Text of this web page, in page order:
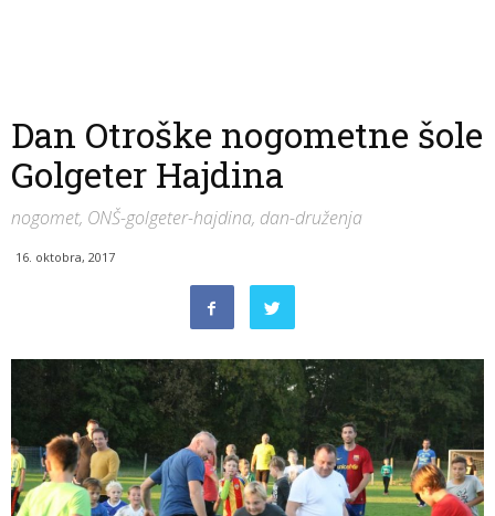
Dan Otroške nogometne šole
Golgeter Hajdina
nogomet, ONŠ-golgeter-hajdina, dan-druženja
16. oktobra, 2017